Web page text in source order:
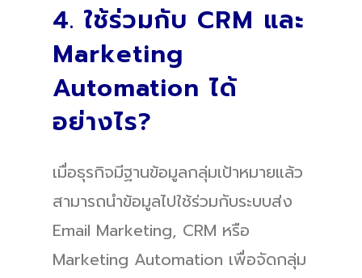
4. ใช้ร่วมกับ CRM และ
Marketing
Automation ได้
อย่างไร?
เมื่อธุรกิจมีฐานข้อมูลกลุ่มเป้าหมายแล้ว
สามารถนำข้อมูลไปใช้ร่วมกับระบบส่ง
Email Marketing, CRM หรือ
Marketing Automation เพื่อจัดกลุ่ม